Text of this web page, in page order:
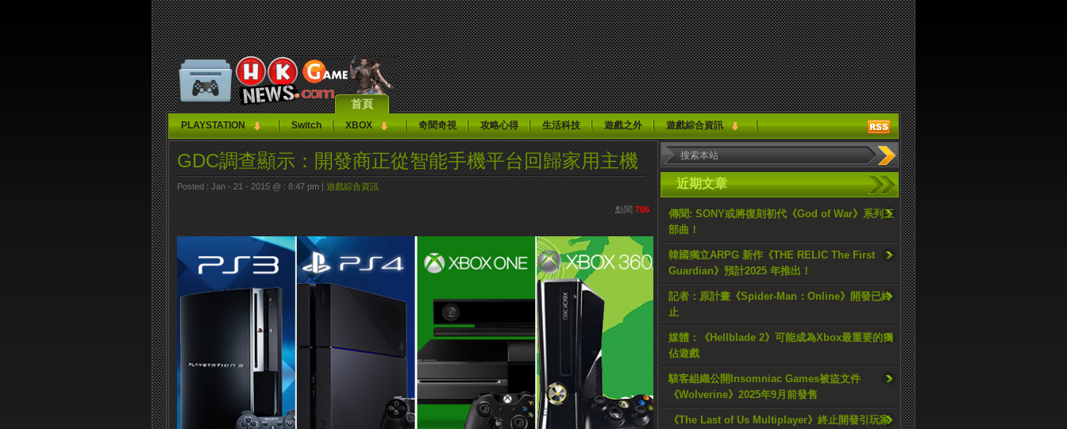
首頁
PLAYSTATION Switch XBOX 奇聞奇視 攻略心得 生活科技 遊戲之外 遊戲綜合資訊
近期文章
傳聞: SONY或將復刻初代《God of War》系列三
部曲！
韓國獨立ARPG 新作《THE RELIC The First
Guardian》預計2025 年推出！
記者：原計畫《Spider-Man：Online》開發已終
止
媒體：《Hellblade 2》可能成為Xbox最重要的獨
佔遊戲
駭客組織公開Insomniac Games被盜文件
《Wolverine》2025年9月前發售
《The Last of Us Multiplayer》終止開發引玩家
GDC調查顯示：開發商正從智能手機平台回歸家用主機
Posted : Jan - 21 - 2015 @ : 8:47 pm | 遊戲綜合資訊
點閱 706